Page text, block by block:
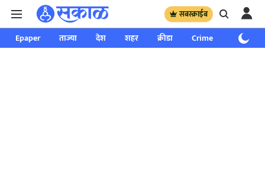
सबस्क्राईब
Epaper ताज्या देश शहर क्रीडा Crime साप्ताहिक